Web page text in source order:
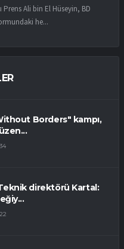
Prens Ali bin El Hüseyin, BD
he...
Borders" kampı,
direktörü Kartal: